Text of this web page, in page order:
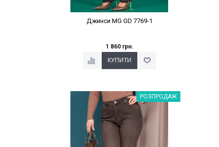
Джинси MG GD 7769-1
1 860 грн.
Наклейки Варіант з %РОЗПРОДАЖ